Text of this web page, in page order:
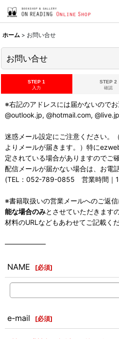
ホーム > お問い合せ
お問い合せ
STEP 1
入力
STEP 2
確認
※右記のアドレスには届かないので
@outlook.jp, @hotmail.com,
迷惑メール設定にご注意ください
よりメールが届きます。）特に
定されている場合がありますのでご
配信メールが届かない場合は、お電
(TEL：052-789-0855 営業時間｜
※書籍取扱いの営業メールへのご返信
能な場合のみとさせていただきます
材料のURLなどもあわせてご記載くだ
――――――
NAME [必須]
e-mail [必須]